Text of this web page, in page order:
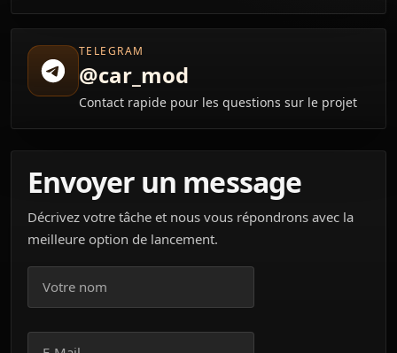
TELEGRAM
@car_mod
Contact rapide pour les questions sur le projet
Envoyer un message
Décrivez votre tâche et nous vous répondrons avec la
meilleure option de lancement.